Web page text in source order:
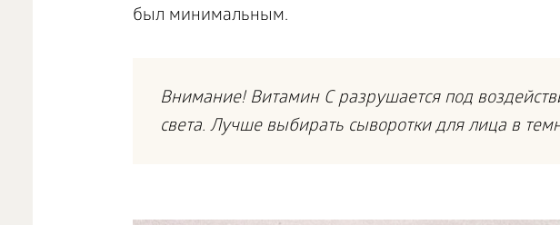
был минимальным.
Внимание! Витамин C разрушается под
света. Лучше выбирать сыворотки для лица в